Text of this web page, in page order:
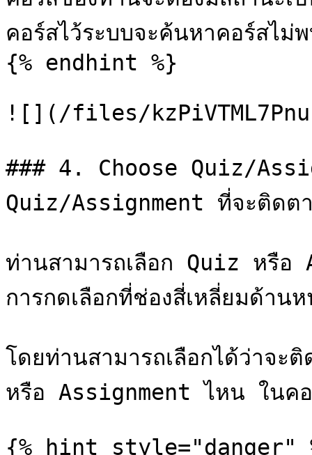
คอร์สไว้ระบบจะค้นหาคอร์สไม่
{% endhint %}
![](/files/
### 4. Choose Quiz/
Quiz/Assignment ที่จะติดต
ท่านสามารถเลือก Quiz หรือ
การกดเลือกที่ช่องสี่เหลี่ยมด้า
โดยท่านสามารถเลือกได้ว่าจ
หรือ Assignment ไหน ในค
{% hint style="danger"